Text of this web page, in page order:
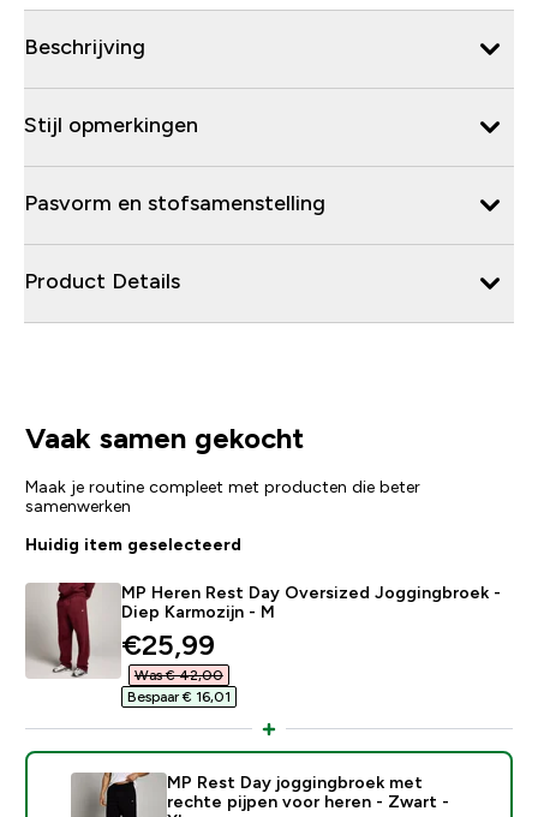
Beschrijving
Stijl opmerkingen
Pasvorm en stofsamenstelling
Product Details
Vaak samen gekocht
Maak je routine compleet met producten die beter
samenwerken
Huidig item geselecteerd
MP Heren Rest Day Oversized Joggingbroek -
Diep Karmozijn - M
discounted price
€25,99‎
Was € 42,00‎
Bespaar € 16,01‎
MP Rest Day joggingbroek met
rechte pijpen voor heren - Zwart -